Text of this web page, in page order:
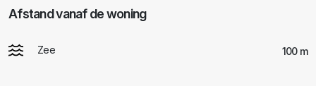
Afstand vanaf de woning
Zee 100 m